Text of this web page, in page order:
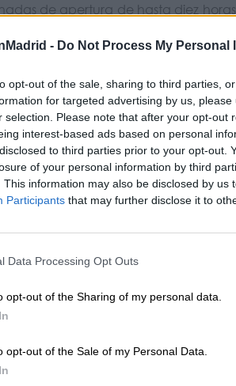
- Do Not Process My Personal
opt-out of the sale, sharing to third parties,
for targeted advertising by us,
selection. Please note that after your opt-out
interest-based ads based on personal
to third parties prior to your opt-out.
of your personal information by third
This information may also be disclosed by us
Participants that may further disclose it to
Data Processing Opt Outs
opt-out of the Sharing of my personal data.
opt-out of the Sale of my Personal Data.
de apertura de hasta diez
convirtiéndose en una opción para
de acceso por las obras del
acudan este verano deberán
llevando a cabo en el
n.
Ayuntamiento recuerdan que